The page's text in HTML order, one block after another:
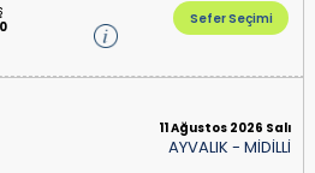
Sefer Seçimi
11 Ağustos 2026 Salı
AYVALIK -MİDİLLİ